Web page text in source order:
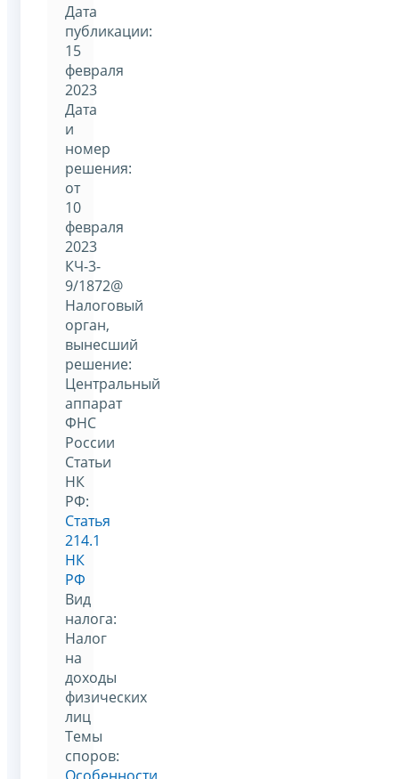
Дата
публикации:
15
февраля
2023
Дата
и
номер
решения:
от
10
февраля
2023
КЧ-3-
9/1872@
Налоговый
орган,
вынесший
решение:
Центральный
аппарат
ФНС
России
Статьи
НК
РФ:
Статья
214.1
НК
РФ
Вид
налога:
Налог
на
доходы
физических
лиц
Темы
споров:
Особенности